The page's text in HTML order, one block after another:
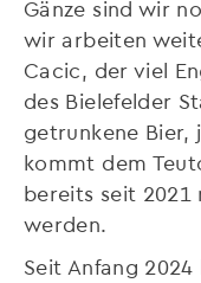
Gänze sind wir
wir arbeiten
Cacic, der viel
des Bielefelder
getrunkene Bier,
kommt dem
bereits seit 2021
werden.
Seit Anfang